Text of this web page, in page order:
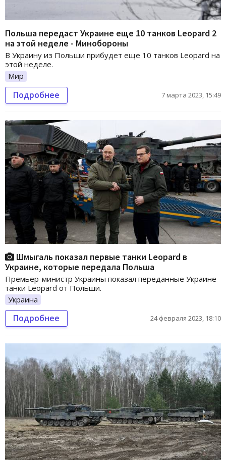
Польша передаст Украине еще 10 танков Leopard 2
на этой неделе - Минобороны
В Украину из Польши прибудет еще 10 танков Leopard на
этой неделе.
Мир
Подробнее 7 марта 2023, 15:49
Шмыгаль показал первые танки Leopard в
Украине, которые передала Польша
Премьер-министр Украины показал переданные Украине
танки Leopard от Польши.
Украина
Подробнее 24 февраля 2023, 18:10